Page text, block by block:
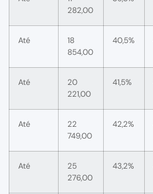
282,00
Até
18
854,00
40,5%
Até
20
221,00
41,5%
Até
22
749,00
42,2%
Até
25
276,00
43,2%